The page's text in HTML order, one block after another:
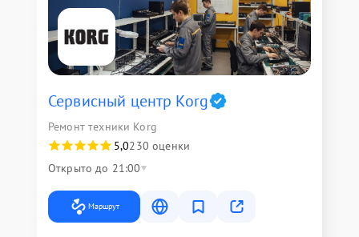
Сервисный центр Korg
Ремонт техники Korg
5,0230 оценки
Открыто до 21:00
Маршрут